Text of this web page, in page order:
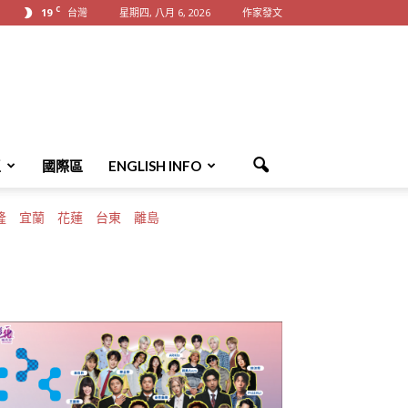
19 C 台灣 星期四, 八月 6, 2026 作家發文
國際區 ENGLISH INFO
宜蘭 花蓮 台東 離島